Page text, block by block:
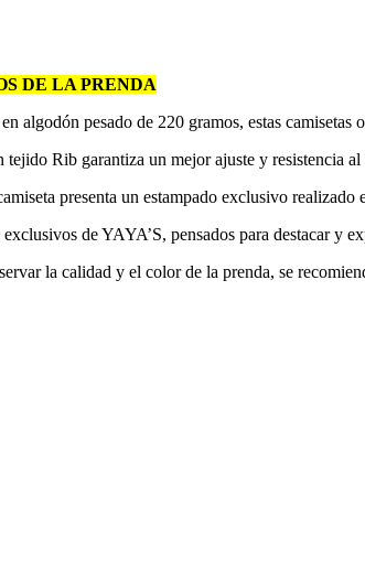
DE LA PRENDA
algodón pesado de 220 gramos, estas
Rib garantiza un mejor ajuste y resistencia
presenta un estampado exclusivo
de YAYA’S, pensados para destacar y
la calidad y el color de la prenda, se